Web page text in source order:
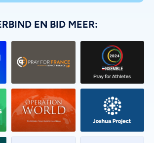
EN BID MEER: